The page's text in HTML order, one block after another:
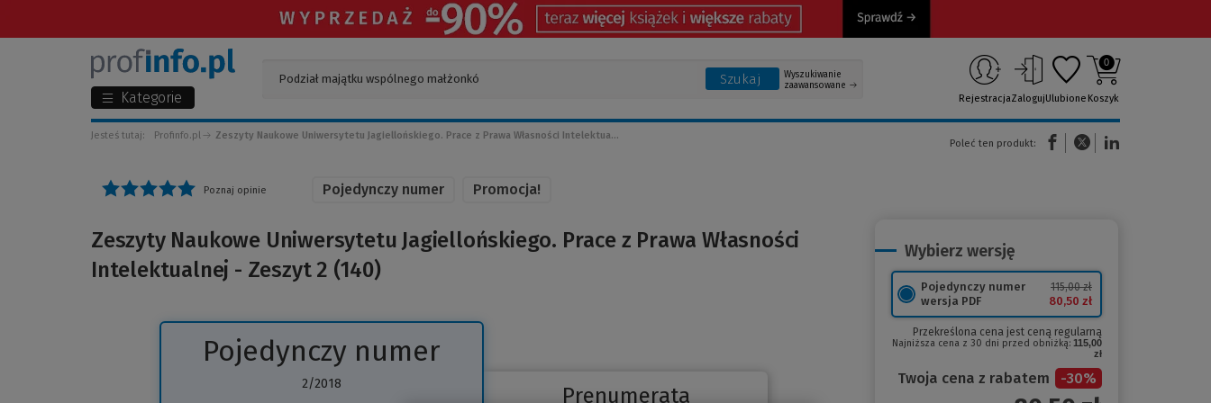
Kategorie
Szukaj
Wyszukiwanie
zaawansowane
RejestracjaZalogujUlubione
0
Koszyk
Jesteś tutaj: Profinfo.pl Zeszyty Naukowe Uniwersytetu Jagiellońskiego. Prace z Prawa Własności Intelektua...
Poleć ten produkt:
(Nowe okno)(Link do innej strony)
Poznaj opinie Pojedynczy numer Promocja!
Zeszyty Naukowe Uniwersytetu Jagiellońskiego. Prace z Prawa Własności
Intelektualnej - Zeszyt 2 (140)
Pojedynczy numer
2/2018 Prenumerata
Wybierz wersję
Pojedynczy numer
wersja PDF
115,00 zł
80,50 zł
Przekreślona cena jest ceną regularną
Najniższa cena z 30 dni przed obniżką: 115,00
zł
Twoja cena z rabatem -30%